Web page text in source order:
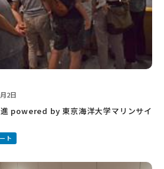
2日
powered by 東京海洋大学マリンサイ
ト